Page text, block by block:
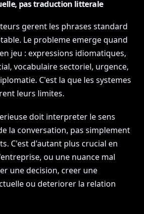
pas traduction litterale
gerent les phrases standard
Le probleme emerge quand
jeu : expressions idiomatiques,
vocabulaire sectoriel, urgence,
C'est la que les systemes
leurs limites.
doit interpreter le sens
la conversation, pas simplement
C'est d'autant plus crucial en
ou une nuance mal
une decision, creer une
ou deteriorer la relation